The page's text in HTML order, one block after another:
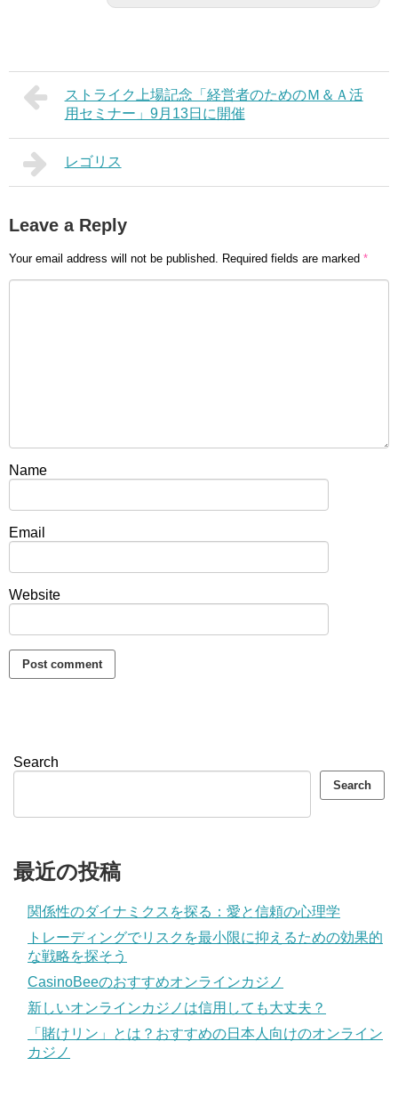
ストライク上場記念「経営者のためのＭ＆Ａ活
用セミナー」9月13日に開催
レゴリス
Leave a Reply
Your email address will not be published. Required fields are marked *
Name
Email
Website
Search
Search
最近の投稿
関係性のダイナミクスを探る：愛と信頼の心理学
トレーディングでリスクを最小限に抑えるための効果的
な戦略を探そう
CasinoBeeのおすすめオンラインカジノ
新しいオンラインカジノは信用しても大丈夫？
「賭けリン」とは？おすすめの日本人向けのオンライン
カジノ